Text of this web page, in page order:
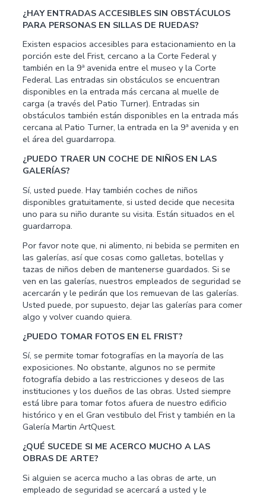
¿HAY ENTRADAS ACCESIBLES SIN OBSTÁCULOS
PARA PERSONAS EN SILLAS DE RUEDAS?
Existen espacios accesibles para estacionamiento en la
porción este del Frist, cercano a la Corte Federal y
también en la 9ª avenida entre el museo y la Corte
Federal. Las entradas sin obstáculos se encuentran
disponibles en la entrada más cercana al muelle de
carga (a través del Patio Turner). Entradas sin
obstáculos también están disponibles en la entrada más
cercana al Patio Turner, la entrada en la 9ª avenida y en
el área del guardarropa.
¿PUEDO TRAER UN COCHE DE NIÑOS EN LAS
GALERÍAS?
Sí, usted puede. Hay también coches de niños
disponibles gratuitamente, si usted decide que necesita
uno para su niño durante su visita. Están situados en el
guardarropa.
Por favor note que, ni alimento, ni bebida se permiten en
las galerías, así que cosas como galletas, botellas y
tazas de niños deben de mantenerse guardados. Si se
ven en las galerías, nuestros empleados de seguridad se
acercarán y le pedirán que los remuevan de las galerías.
Usted puede, por supuesto, dejar las galerías para comer
algo y volver cuando quiera.
¿PUEDO TOMAR FOTOS EN EL FRIST?
Sí, se permite tomar fotografías en la mayoría de las
exposiciones. No obstante, algunos no se permite
fotografía debido a las restricciones y deseos de las
instituciones y los dueños de las obras. Usted siempre
está libre para tomar fotos afuera de nuestro edificio
histórico y en el Gran vestibulo del Frist y también en la
Galería Martin ArtQuest.
¿QUÉ SUCEDE SI ME ACERCO MUCHO A LAS
OBRAS DE ARTE?
Si alguien se acerca mucho a las obras de arte, un
empleado de seguridad se acercará a usted y le